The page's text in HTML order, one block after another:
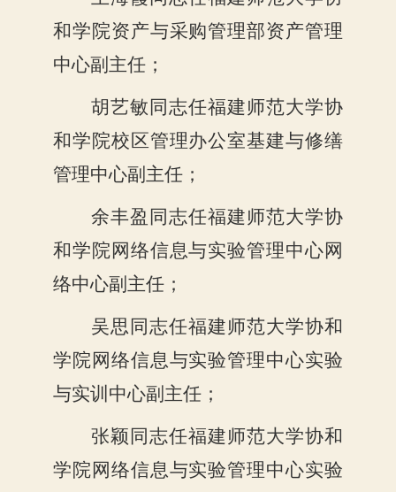
和学院资产与采购管理部资产管理
中心副主任；
胡艺敏同志任福建师范大学协
和学院校区管理办公室基建与修缮
管理中心副主任；
余丰盈同志任福建师范大学协
和学院网络信息与实验管理中心网
络中心副主任；
吴思同志任福建师范大学协和
学院网络信息与实验管理中心实验
与实训中心副主任；
张颖同志任福建师范大学协和
学院网络信息与实验管理中心实验